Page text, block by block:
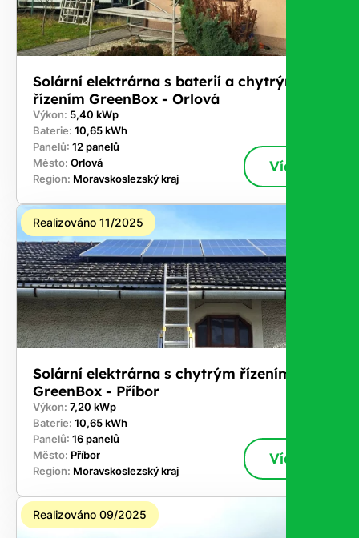
Solární elektrárna s baterií a chytrým
řízením GreenBox - Orlová
Výkon: 5,40 kWp
Baterie: 10,65 kWh
Panelů: 12 panelů
Město: Orlová
Region: Moravskoslezský kraj
Více
Realizováno 11/2025
Solární elektrárna s chytrým řízením
GreenBox - Příbor
Výkon: 7,20 kWp
Baterie: 10,65 kWh
Panelů: 16 panelů
Město: Příbor
Region: Moravskoslezský kraj
Více
Realizováno 09/2025